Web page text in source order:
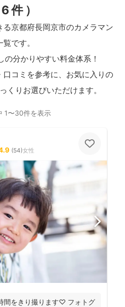
件）
京都府長岡京市のカメラマン
覧です。
分かりやすい料金体系！
口コミを参考に、お気に入りの
くりお選びいただけます。
1〜30件を表示
(54)女性
間をきり撮ります♡ フォトグ